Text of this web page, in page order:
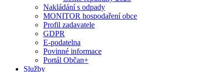
Nakládání s odpady
MONITOR hospodaření obce
Profil zadavatele
GDPR
E-podatelna
Povinné informace
Portál Občan+
Služby